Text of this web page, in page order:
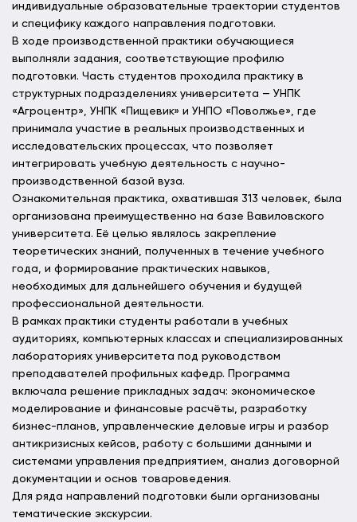
индивидуальные образовательные траектории студентов
и специфику каждого направления подготовки.
В ходе производственной практики обучающиеся
выполняли задания, соответствующие профилю
подготовки. Часть студентов проходила практику в
структурных подразделениях университета — УНПК
«Агроцентр», УНПК «Пищевик» и УНПО «Поволжье», где
принимала участие в реальных производственных и
исследовательских процессах, что позволяет
интегрировать учебную деятельность с научно-
производственной базой вуза.
Ознакомительная практика, охватившая 313 человек, была
организована преимущественно на базе Вавиловского
университета. Её целью являлось закрепление
теоретических знаний, полученных в течение учебного
года, и формирование практических навыков,
необходимых для дальнейшего обучения и будущей
профессиональной деятельности.
В рамках практики студенты работали в учебных
аудиториях, компьютерных классах и специализированных
лабораториях университета под руководством
преподавателей профильных кафедр. Программа
включала решение прикладных задач: экономическое
моделирование и финансовые расчёты, разработку
бизнес-планов, управленческие деловые игры и разбор
антикризисных кейсов, работу с большими данными и
системами управления предприятием, анализ договорной
документации и основ товароведения.
Для ряда направлений подготовки были организованы
тематические экскурсии.